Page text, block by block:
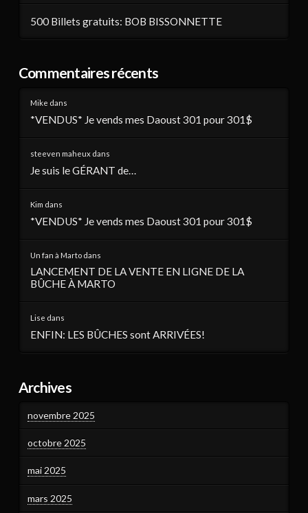
500 Billets gratuits: BOB BISSONNETTE
Commentaires récents
Mike dans
*VENDUS* Je vends mes Daoust 301 pour 301$
steeven maheuxdans
Je suis le GÉRANT de…
Kim dans
*VENDUS* Je vends mes Daoust 301 pour 301$
Un fan à Martodans
LANCEMENT DE LA VENTE EN LIGNE DE LA
BÛCHE À MARTO
Lise dans
ENFIN: LES BÛCHES sont ARRIVÉES!
Archives
novembre 2025
octobre 2025
mai 2025
mars 2025